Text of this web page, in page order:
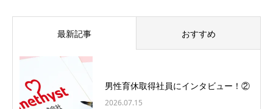
最新記事 おすすめ
男性育休取得社員にインタビュー！②
2026.07.15